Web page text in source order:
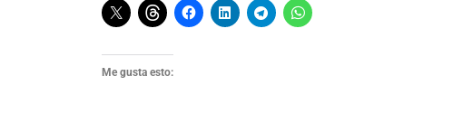
Me gusta esto: